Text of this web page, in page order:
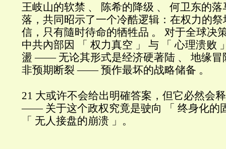
王岐山的软禁 、 陈希的降级 、 何卫东的
落，共同昭示了一个冷酷逻辑：在权力的
信，只有隨时待命的牺牲品 。 对于全球决
中共內部因 「 权力真空 」 与 「 心理溃败
盪 —— 无论其形式是经济硬著陆 、 地缘冒
非预期断裂 —— 预作最坏的战略储备 。
21 大或许不会给出明確答案，但它必然会
—— 关于这个政权究竟是驶向 「 终身化的
「 无人接盘的崩溃 」。